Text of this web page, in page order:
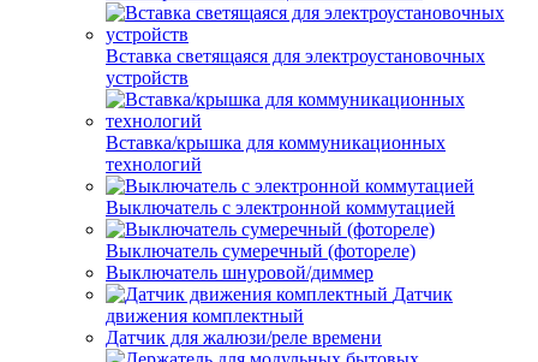
Вставка светящаяся для электроустановочных
устройств
Вставка/крышка для коммуникационных
технологий
Выключатель с электронной коммутацией
Выключатель сумеречный (фотореле)
Выключатель шнуровой/диммер
Датчик
движения комплектный
Датчик для жалюзи/реле времени